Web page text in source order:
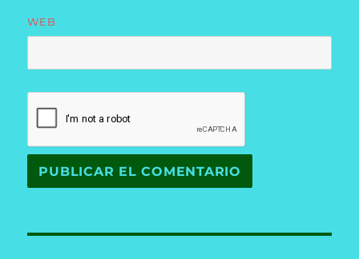
WEB